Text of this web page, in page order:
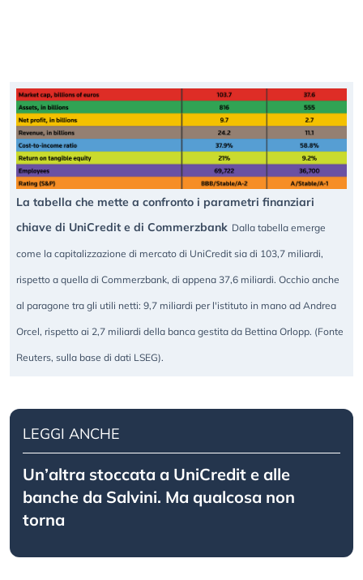
La tabella che mette a confronto i parametri finanziari
chiave di UniCredit e di Commerzbank Dalla tabella emerge
come la capitalizzazione di mercato di UniCredit sia di 103,7 miliardi,
rispetto a quella di Commerzbank, di appena 37,6 miliardi. Occhio anche
al paragone tra gli utili netti: 9,7 miliardi per l'istituto in mano ad Andrea
Orcel, rispetto ai 2,7 miliardi della banca gestita da Bettina Orlopp. (Fonte
Reuters, sulla base di dati LSEG).
LEGGI ANCHE
Un’altra stoccata a UniCredit e alle
banche da Salvini. Ma qualcosa non
torna